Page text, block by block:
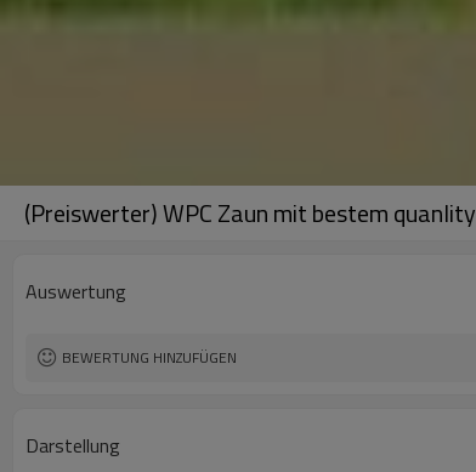
(Preiswerter) WPC Zaun mit bestem quanlity
Auswertung
BEWERTUNG HINZUFÜGEN
Darstellung